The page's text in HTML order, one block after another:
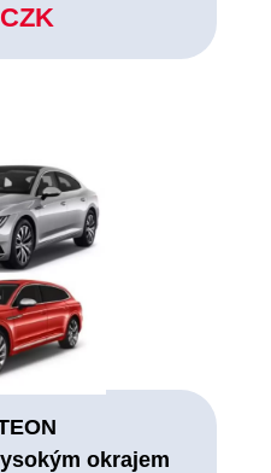
okrajem